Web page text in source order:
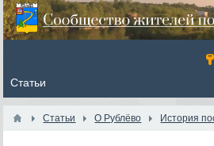
Статьи О Рублёво История